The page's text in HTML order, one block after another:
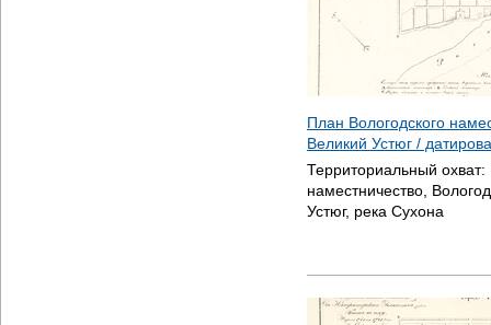
План Вологодского
Великий Устюг /
Территориальный охват:
наместничество,
Устюг, река Сухона